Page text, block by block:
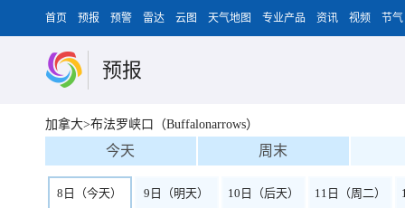
首页 预报 预警 雷达 云图 天气地图 专业产品 资讯 视频 节气
预报
加拿大>布法罗峡口（Buffalonarrows）
今天 周末
8日（今天） 9日（明天） 10日（后天） 11日（周二）